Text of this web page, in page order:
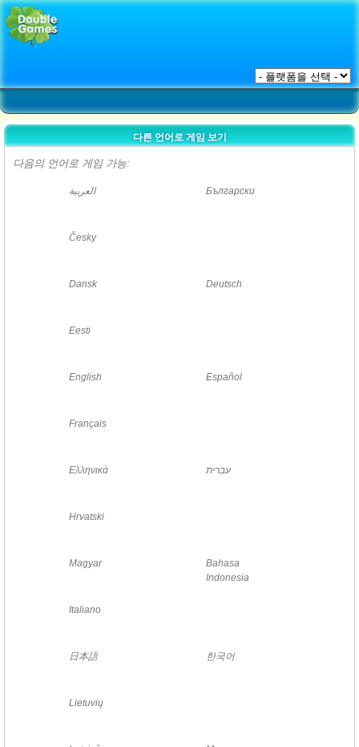
다른 언어로 게임 보기
다음의 언어로 게임 가능:
العربية Български
Česky
Dansk Deutsch
Eesti
English Español
Français
Ελληνικά עברית
Hrvatski
Magyar
Bahasa
Indonesia
Italiano
日本語 한국어
Lietuvių